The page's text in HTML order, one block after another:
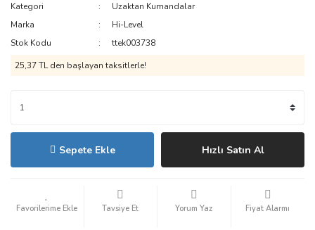
Kategori
Uzaktan Kumandalar
Marka
Hi-Level
Stok Kodu
ttek003738
25,37 TL den başlayan taksitlerle!
Sepete Ekle Hızlı Satın Al
Tavsiye Et Yorum Yaz Fiyat Alarmı